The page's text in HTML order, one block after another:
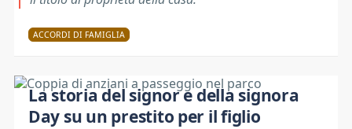
ACCORDI DI FAMIGLIA
La storia del signor e della signora
Day su un prestito per il figlio